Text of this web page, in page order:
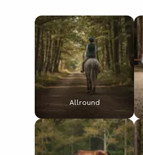
Allround